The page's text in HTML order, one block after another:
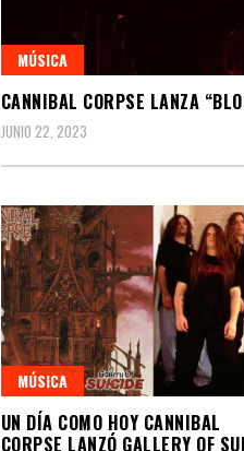
MÚSICA
CANNIBAL CORPSE LANZA
JUNIO 22, 2023
MÚSICA
UN DÍA COMO HOY CANNIBAL
CORPSE LANZÓ GALLERY OF